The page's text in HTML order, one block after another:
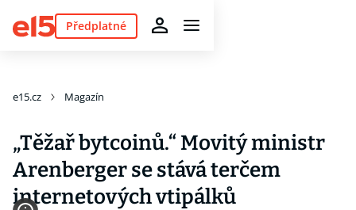
Předplatné
e15.cz Magazín
„Těžař bytcoinů.“ Movitý ministr
Arenberger se stává terčem
internetových vtipálků